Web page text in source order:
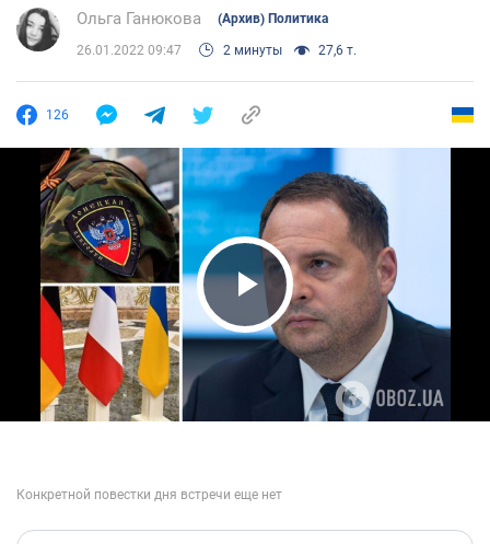
Ольга Ганюкова (Архив) Политика
26.01.2022 09:47 2 минуты 27,6 т.
126
Play Video